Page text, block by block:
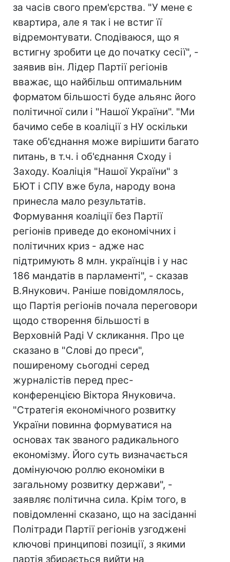
за часів свого прем'єрства. "У мене є
квартира, але я так і не встиг її
відремонтувати. Сподіваюся, що я
встигну зробити це до початку сесії", -
заявив він. Лідер Партії регіонів
вважає, що найбільш оптимальним
форматом більшості буде альянс його
політичної сили і "Нашої України". "Ми
бачимо себе в коаліції з НУ оскільки
таке об'єднання може вирішити багато
питань, в т.ч. і об'єднання Сходу і
Заходу. Коаліція "Нашої України" з
БЮТ і СПУ вже була, народу вона
принесла мало результатів.
Формування коаліції без Партії
регіонів приведе до економічних і
політичних криз - адже нас
підтримують 8 млн. українців і у нас
186 мандатів в парламенті", - сказав
В.Янукович. Раніше повідомлялось,
що Партія регіонів почала переговори
щодо створення більшості в
Верховній Раді V скликання. Про це
сказано в "Слові до преси",
поширеному сьогодні серед
журналістів перед прес-
конференцією Віктора Януковича.
"Стратегія економічного розвитку
України повинна формуватися на
основах так званого радикального
економізму. Його суть визначається
домінуючою роллю економіки в
загальному розвитку держави", -
заявляє політична сила. Крім того, в
повідомленні сказано, що на засіданні
Політради Партії регіонів узгоджені
ключові принципові позиції, з якими
партія збирається вийти на